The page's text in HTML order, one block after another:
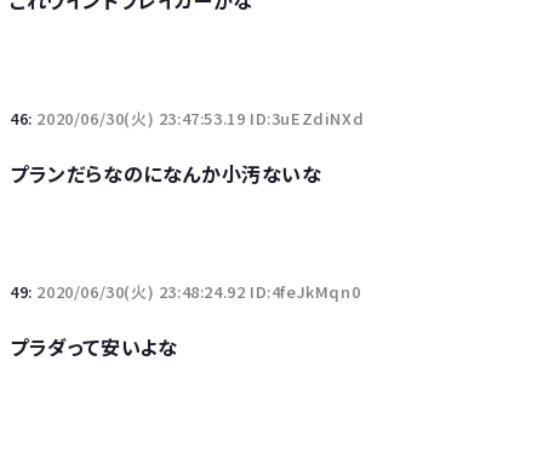
46: 2020/06/30(火) 23:47:53.19 ID:3uEZdiNXd
プランだらなのになんか小汚ないな
49: 2020/06/30(火) 23:48:24.92 ID:4feJkMqn0
プラダって安いよな